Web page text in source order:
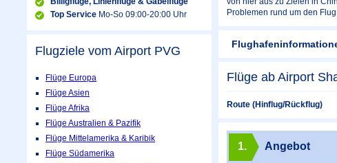
Problemen rund um den
Flüge ab Airport
Route (Hinflug/Rückflug)
1. Angebot
Top Service Mo-So 09:00-20:00 Uhr
Flugziele vom Airport PVG
Flüge Europa
Flüge Asien
Flüge Afrika
Flüge Australien & Pazifik
Flüge Mittelamerika & Karibik
Flüge Südamerika